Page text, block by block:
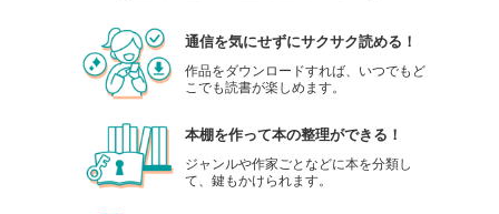
通信を気にせずにサクサク読める！
作品をダウンロードすれば、いつでもど
こでも読書が楽しめます。
本棚を作って本の整理ができる！
ジャンルや作家ごとなどに本を分類し
て、鍵もかけられます。